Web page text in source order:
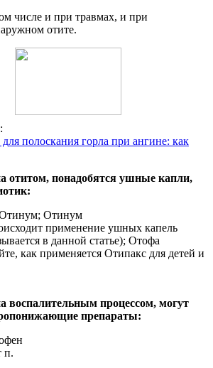
числе и при травмах, и при
отите.
полоскания горла при ангине: как
отитом, понадобятся ушные капли,
Отинум
применение ушных капель
в данной статье); Отофа
как применяется Отипакс для детей и
воспалительным процессом, могут
препараты:
п.